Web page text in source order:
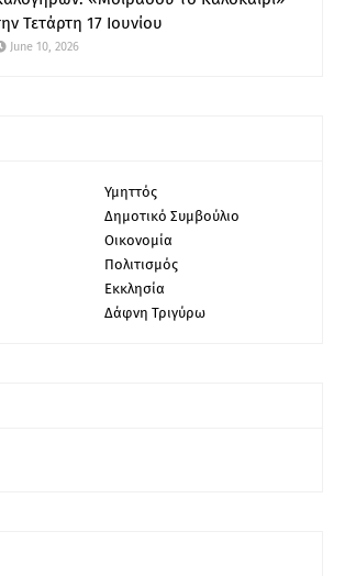
Τετάρτη 17 Ιουνίου
June 10, 2026
Υμηττός
Δημοτικό Συμβούλιο
Οικονομία
Πολιτισμός
Εκκλησία
Δάφνη Τριγύρω